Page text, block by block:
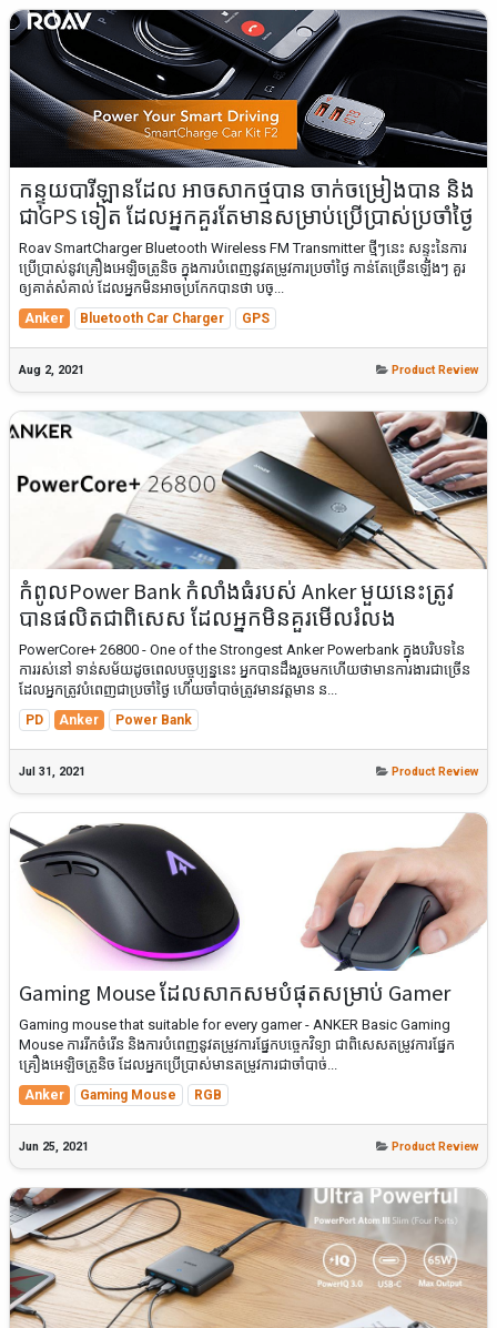
កន្ទុយបារីឡានដែល អាចសាកថ្មបាន ចាក់ចម្រៀងបាន និង
ជាGPS ទៀត ដែលអ្នកគួរតែមានសម្រាប់ប្រើប្រាស់ប្រចាំថ្ងៃ
Roav SmartCharger Bluetooth Wireless FM Transmitter ថ្មីៗនេះ សន្ទុះនៃការ
ប្រើប្រាស់នូវគ្រឿងអេឡិចត្រូនិច ក្នុងការបំពេញនូវតម្រូវការប្រចាំថ្ងៃ កាន់តែច្រើនឡើងៗ គួរ
ឲ្យគាត់សំគាល់ ដែលអ្នកមិនអាចប្រកែកបានថា បច្...
Anker Bluetooth Car Charger GPS
Aug 2, 2021 Product Review
កំពូលPower Bank កំលាំងធំរបស់ Anker មួយនេះត្រូវ
បានផលិតជាពិសេស ដែលអ្នកមិនគួរមើលរំលង
PowerCore+ 26800 - One of the Strongest Anker Powerbank ក្នុងបរិបទនៃ
ការរស់នៅ ទាន់សម័យដូចពេលបច្ចុប្បន្ននេះ អ្នកបានដឹងរួចមកហើយថាមានការងារជាច្រើន
ដែលអ្នកត្រូវបំពេញជាប្រចាំថ្ងៃ ហើយចាំបាច់ត្រូវមានវត្តមាន ន...
PD Anker Power Bank
Jul 31, 2021 Product Review
Gaming Mouse ដែលសាកសមបំផុតសម្រាប់ Gamer
Gaming mouse that suitable for every gamer - ANKER Basic Gaming
Mouse ការរីកចំរើន និងការបំពេញនូវតម្រូវការផ្នែកបច្ចេកវិទ្យា ជាពិសេសតម្រូវការផ្នែក
គ្រឿងអេឡិចត្រូនិច ដែលអ្នកប្រើប្រាស់មានតម្រូវការជាចាំបាច់...
Anker Gaming Mouse RGB
Jun 25, 2021 Product Review